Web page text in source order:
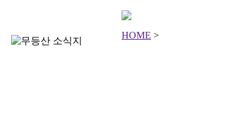
HOME >